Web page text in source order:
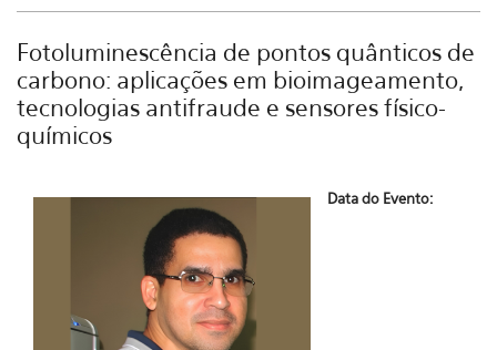
Fotoluminescência de pontos quânticos de
carbono: aplicações em bioimageamento,
tecnologias antifraude e sensores físico-
químicos
Data do Evento: